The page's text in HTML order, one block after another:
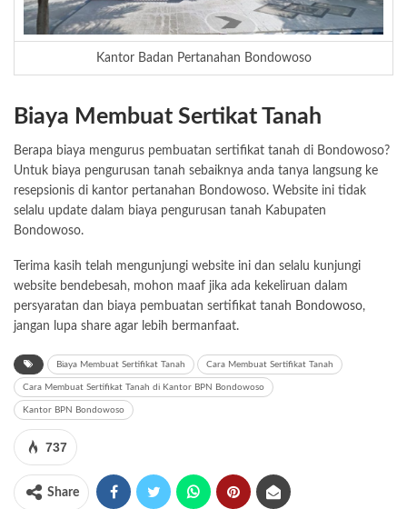
Kantor Badan Pertanahan Bondowoso
Biaya Membuat Sertikat Tanah
Berapa biaya mengurus pembuatan sertifikat tanah di Bondowoso?
Untuk biaya pengurusan tanah sebaiknya anda tanya langsung ke
resepsionis di kantor pertanahan Bondowoso. Website ini tidak
selalu update dalam biaya pengurusan tanah Kabupaten
Bondowoso.
Terima kasih telah mengunjungi website ini dan selalu kunjungi
website bendebesah, mohon maaf jika ada kekeliruan dalam
persyaratan dan biaya pembuatan sertifikat tanah Bondowoso,
jangan lupa share agar lebih bermanfaat.
Biaya Membuat Sertifikat Tanah Cara Membuat Sertifikat Tanah
Cara Membuat Sertifikat Tanah di Kantor BPN Bondowoso
Kantor BPN Bondowoso
737
Share